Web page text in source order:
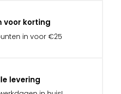
voor korting
in voor €25
levering